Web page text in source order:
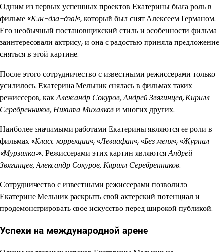
Одним из первых успешных проектов Екатерины была роль в
фильме «Кин-дза-дза!«, который был снят Алексеем Германом.
Его необычный постановщикский стиль и особенности фильма
заинтересовали актрису, и она с радостью приняла предложение
сняться в этой картине.
После этого сотрудничество с известными режиссерами только
усилилось. Екатерина Мельник снялась в фильмах таких
режиссеров, какАлександр Сокуров, Андрей Звягинцев, Кирилл
Серебренников, Никита Михалкови многих других.
Наиболее значимыми работами Екатерины являются ее роли в
фильмах «Класс коррекции«, «Левиафан«, «Без меня«, «Журнал
«Мурзилка»«. Режиссерами этих картин являютсяАндрей
Звягинцев, Александр Сокуров, Кирилл Серебренников.
Сотрудничество с известными режиссерами позволило
Екатерине Мельник раскрыть свой актерский потенциал и
продемонстрировать свое искусство перед широкой публикой.
Успехи на международной арене